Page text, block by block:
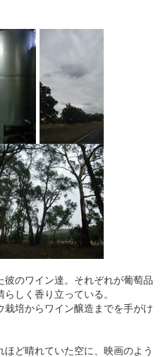
彼のワイン達。それぞれが葡萄品
しく香り立っている。
培からワイン醸造までを手がけ
ど晴れていた空に、映画のよう